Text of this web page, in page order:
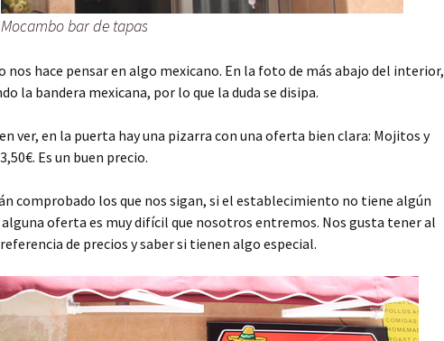
Mocambo bar de tapas
nos hace pensar en algo mexicano. En la foto de más abajo del interior,
la bandera mexicana, por lo que la duda se disipa.
ver, en la puerta hay una pizarra con una oferta bien clara: Mojitos y
Es un buen precio.
comprobado los que nos sigan, si el establecimiento no tiene algún
oferta es muy difícil que nosotros entremos. Nos gusta tener al
de precios y saber si tienen algo especial.